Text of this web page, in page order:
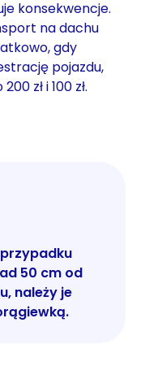
konsekwencje.
na dachu
gdy
pojazdu,
zł i 100 zł.
50 cm od
należy je